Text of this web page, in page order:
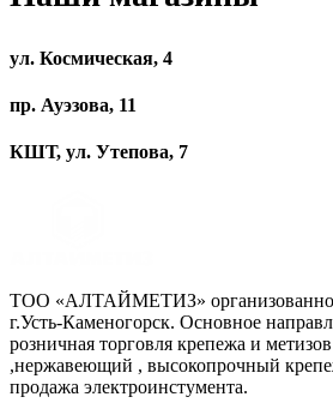
ул. Космическая, 4
пр. Ауэзова, 11
КШТ, ул. Утепова, 7
ТОО «АЛТАЙМЕТИЗ» организованно
г.Усть-Каменогорск. Основное
розничная торговля крепежа и
,нержавеющий , высокопрочный
продажа электроинстумента.